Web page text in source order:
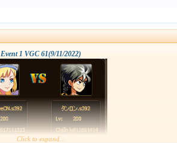
Event 1 VGC 61(9/11/2022)
Click to expand...